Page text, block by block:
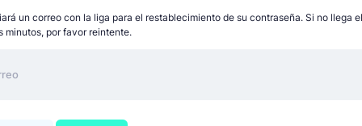
un correo con la liga para el restablecimiento de su contraseña. Si no llega
minutos, por favor reintente.